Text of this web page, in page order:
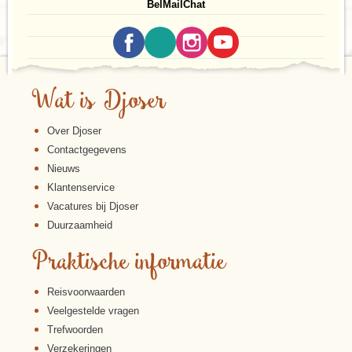
beboste heuvels. Het is gedeeltelijk ingestort doordat
kruitkamer.
De hoofdstad van Letland is een Jugendstil pareltje.
Meer dan 800 jaar geschiedenis ademt deze Duitse
Bel Mail Chat
Wat is Djoser
Over Djoser
Contactgegevens
Nieuws
Klantenservice
Vacatures bij Djoser
Duurzaamheid
Praktische informatie
Reisvoorwaarden
Veelgestelde vragen
Trefwoorden
Verzekeringen